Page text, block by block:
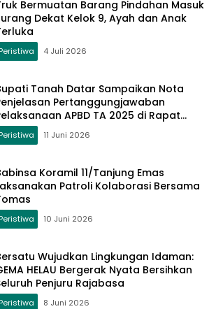
Bermuatan Barang Pindahan Masuk
Dekat Kelok 9, Ayah dan Anak
4 Juli 2026
Tanah Datar Sampaikan Nota
Pertanggungjawaban
APBD TA 2025 di Rapat
DPRD
11 Juni 2026
Koramil 11/Tanjung Emas
Patroli Kolaborasi Bersama
10 Juni 2026
Wujudkan Lingkungan Idaman:
HELAU Bergerak Nyata Bersihkan
Penjuru Rajabasa
8 Juni 2026